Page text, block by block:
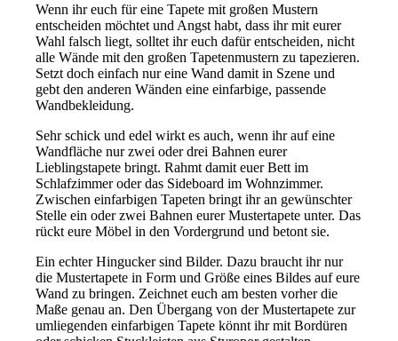
Wenn ihr euch für eine Tapete mit großen Mustern
entscheiden möchtet und Angst habt, dass ihr mit eurer
Wahl falsch liegt, solltet ihr euch dafür entscheiden, nicht
alle Wände mit den großen Tapetenmustern zu tapezieren.
Setzt doch einfach nur eine Wand damit in Szene und
gebt den anderen Wänden eine einfarbige, passende
Wandbekleidung.
Sehr schick und edel wirkt es auch, wenn ihr auf eine
Wandfläche nur zwei oder drei Bahnen eurer
Lieblingstapete bringt. Rahmt damit euer Bett im
Schlafzimmer oder das Sideboard im Wohnzimmer.
Zwischen einfarbigen Tapeten bringt ihr an gewünschter
Stelle ein oder zwei Bahnen eurer Mustertapete unter. Das
rückt eure Möbel in den Vordergrund und betont sie.
Ein echter Hingucker sind Bilder. Dazu braucht ihr nur
die Mustertapete in Form und Größe eines Bildes auf eure
Wand zu bringen. Zeichnet euch am besten vorher die
Maße genau an. Den Übergang von der Mustertapete zur
umliegenden einfarbigen Tapete könnt ihr mit Bordüren